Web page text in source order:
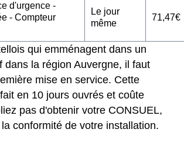
d'urgence -
- Compteur
Le jour
même
71,47€
qui emménagent dans un
dans la région Auvergne, il faut
mise en service. Cette
en 10 jours ouvrés et coûte
pas d'obtenir votre CONSUEL,
conformité de votre installation.